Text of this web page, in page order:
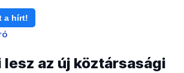
a hírt!
lesz az új köztársasági